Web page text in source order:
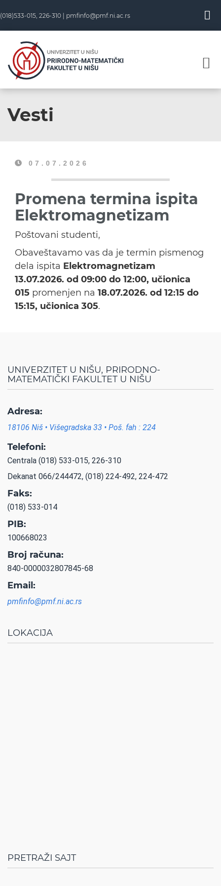
(018)533-015, 226-310 | pmfinfo@pmf.ni.ac.rs
Vesti
07.07.2026
Promena termina ispita
Elektromagnetizam
Poštovani studenti,
Obaveštavamo vas da je termin pismenog
dela ispita Elektromagnetizam
13.07.2026. od 09:00 do 12:00, učionica
015 promenjen na 18.07.2026. od 12:15 do
15:15, učionica 305.
UNIVERZITET U NIŠU, PRIRODNO-
MATEMATIČKI FAKULTET U NIŠU
Adresa:
18106 Niš • Višegradska 33 • Poš. fah : 224
Telefoni:
Centrala (018) 533-015, 226-310
Dekanat 066/244472, (018) 224-492, 224-472
Faks:
(018) 533-014
PIB:
100668023
Broj računa:
840-0000032807845-68
Email:
pmfinfo@pmf.ni.ac.rs
LOKACIJA
PRETRAŽI SAJT